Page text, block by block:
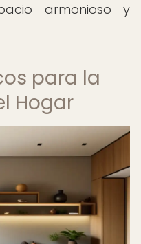
armonioso y
para la
Hogar